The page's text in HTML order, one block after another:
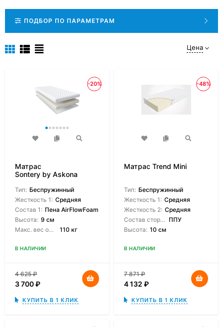
ПОДБОР ПО ПАРАМЕТРАМ
Цена
-20%
Матрас
Sontery by Askona
Тип: Беспружинный
Жесткость 1: Средняя
Состав 1: Пена AirFlowFoam
Высота: 9 см
Макс. вес одного спящего:
110 кг
В НАЛИЧИИ
4 625₽
3 700₽
КУПИТЬ В 1 КЛИК
-48%
Матрас Trend Mini
Тип: Беспружинный
Жесткость 1: Средняя
Жесткость 2: Средняя
Состав сторон: ППУ
Высота: 10 см
В НАЛИЧИИ
7 871₽
4 132 ₽
КУПИТЬ В 1 КЛИК